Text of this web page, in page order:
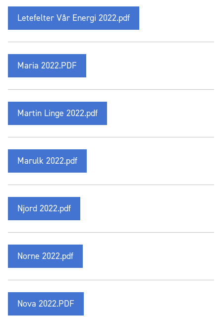
Letefelter Vår Energi 2022.pdf
Maria 2022.PDF
Martin Linge 2022.pdf
Marulk 2022.pdf
Njord 2022.pdf
Norne 2022.pdf
Nova 2022.PDF